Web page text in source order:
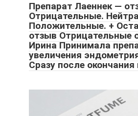
Препарат Лаеннек —
Отрицательные.
Положительные. +
отзыв Отрицательные
Ирина Принимала
увеличения
Сразу после окончания